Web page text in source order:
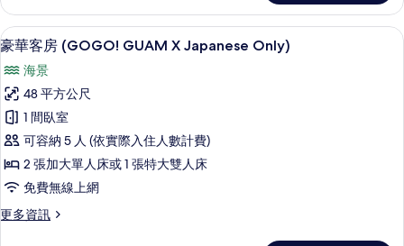
所
有
相
片
房
(GOGO!
GUAM
Japanese
Only)
的
詳
情
顯
示
豪
華
客
房
(GOGO!
GUAM
X
客房內保險箱、書桌、免費無線上網、
12
豪華客房 (GOGO! GUAM X Japanese Only)
海景
48 平方公尺
1 間臥室
可容納 5 人 (依實際入住人數計費)
2 張加大單人床或 1 張特大雙人床
免費無線上網
更多資訊
更